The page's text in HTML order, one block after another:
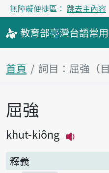
無障礙便捷區： 跳去主內容
教育部臺灣台語常
首頁 詞目：屈強（
主內容區塊
屈強
khut-kiông
釋義